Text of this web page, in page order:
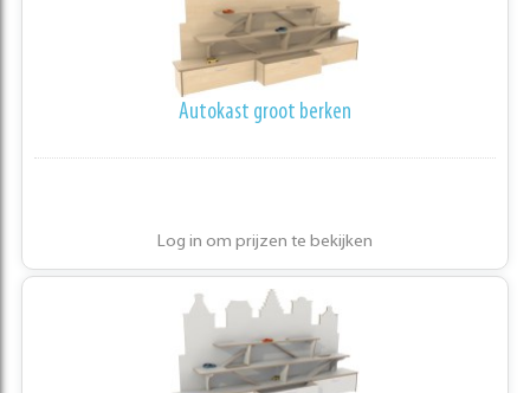
Autokast groot berken
Log in om prijzen te bekijken